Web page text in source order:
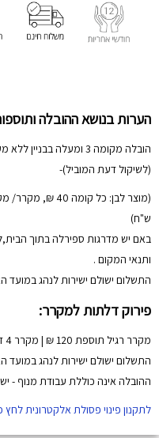
הערות בנושא ההובלה
הובלה מקומה 3 ומעלה
(לשיקול דעת המוביל)-
ש"ח)
באם יש מדרגות ספירלה בתוך
ותנאי המקום .
התשלום ישולם ישירות לנהג במועד
פירוק דלתות למקרר:
מקרר רגיל תוספת 120 ₪ | מקרר 4 דלתות תוספת 160 ₪
התשלום ישולם ישירות לנהג במועד
ההובלה אינה כוללת עבודת מנוף -
לתקנון פינוי פסולת אלקטרונית לחץ